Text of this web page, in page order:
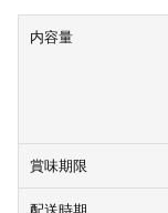
内容量
賞味期限